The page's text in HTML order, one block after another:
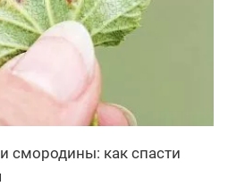
смородины: как спасти